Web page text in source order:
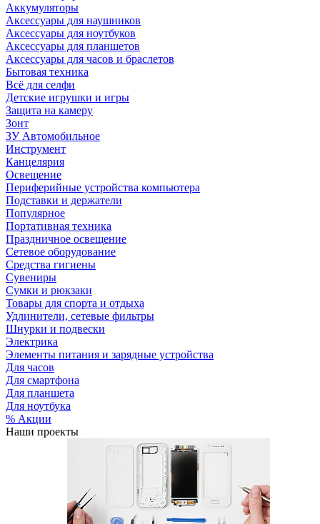
Аккумуляторы
Аксессуары для наушников
Аксессуары для ноутбуков
Аксессуары для планшетов
Аксессуары для часов и браслетов
Бытовая техника
Всё для селфи
Детские игрушки и игры
Защита на камеру
Зонт
ЗУ Автомобильное
Инструмент
Канцелярия
Освещение
Периферийные устройства компьютера
Подставки и держатели
Популярное
Портативная техника
Праздничное освещение
Сетевое оборудование
Средства гигиены
Сувениры
Сумки и рюкзаки
Товары для спорта и отдыха
Удлинители, сетевые фильтры
Шнурки и подвески
Электрика
Элементы питания и зарядные устройства
Для часов
Для смартфона
Для планшета
Для ноутбука
% Акции
Наши проекты